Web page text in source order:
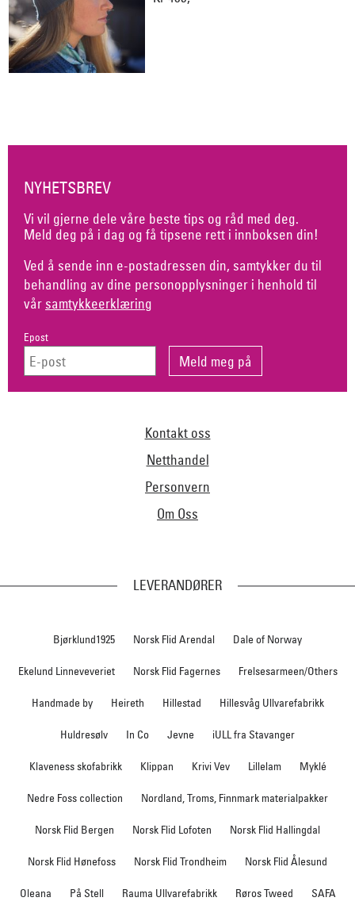
NYHETSBREV
Vi vil gjerne dele våre beste tips og råd med deg.
Meld deg på i dag og få tipsene rett i innboksen din!
Ved å sende inn e-postadressen din, samtykker du til
behandling av dine personopplysninger i henhold til
vår samtykkeerklæring
Epost
Kontakt oss
Netthandel
Personvern
Om Oss
LEVERANDØRER
Bjørklund1925 Norsk Flid Arendal Dale of Norway
Ekelund Linneveveriet Norsk Flid Fagernes Frelsesarmeen/Others
Handmade by Heireth Hillestad Hillesvåg Ullvarefabrikk
Huldresølv In Co Jevne iULL fra Stavanger
Klaveness skofabrikk Klippan Krivi Vev Lillelam Myklé
Nedre Foss collection Nordland, Troms, Finnmark materialpakker
Norsk Flid Bergen Norsk Flid Lofoten Norsk Flid Hallingdal
Norsk Flid Hønefoss Norsk Flid Trondheim Norsk Flid Ålesund
Oleana På Stell Rauma Ullvarefabrikk Røros Tweed SAFA